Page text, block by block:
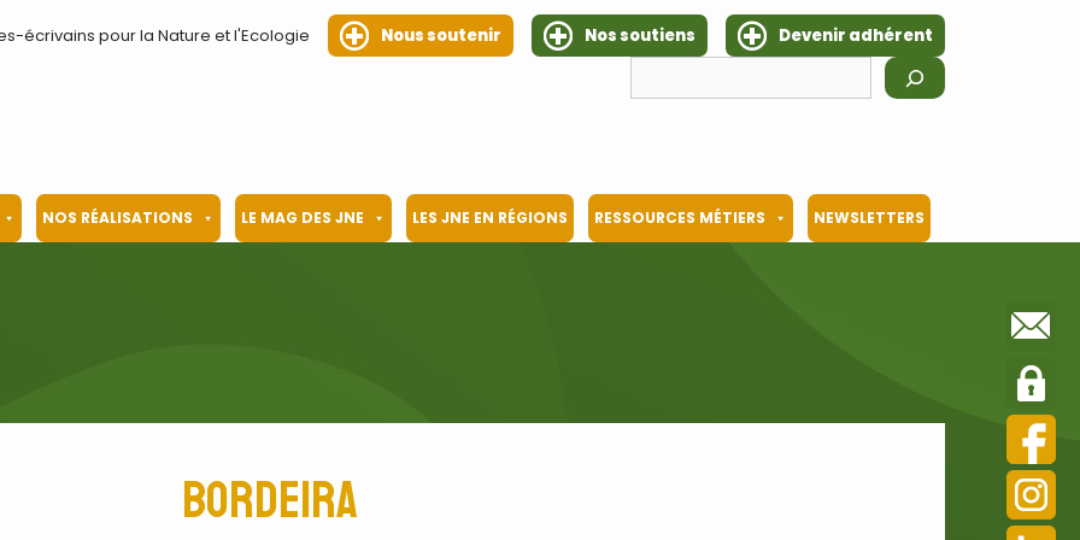
écrivains pour la Nature et l'Ecologie Nous soutenir Nos soutiens
Devenir adhérent
NOS RÉALISATIONS LE MAG DES JNE LES JNE EN RÉGIONS RESSOURCES MÉTIERS NEWSLETTERS
Bordeira